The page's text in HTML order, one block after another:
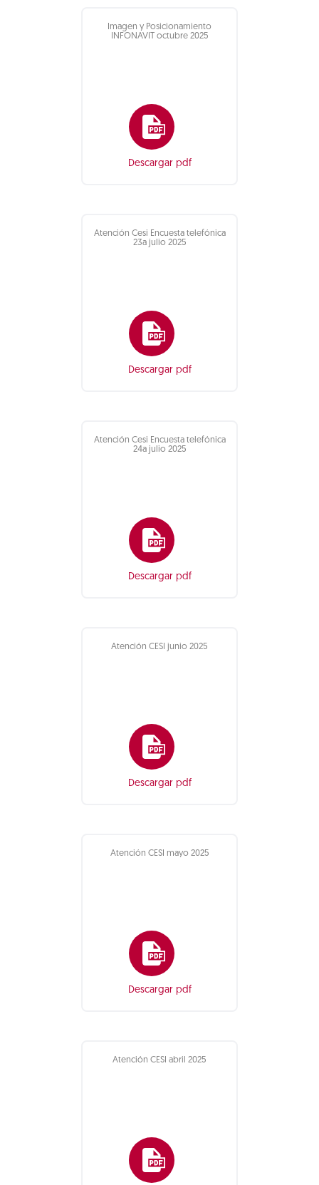
Imagen y Posicionamiento
INFONAVIT octubre 2025
Descargar pdf
Atención Cesi Encuesta telefónica
23a julio 2025
Descargar pdf
Atención Cesi Encuesta telefónica
24a julio 2025
Descargar pdf
Atención CESI junio 2025
Descargar pdf
Atención CESI mayo 2025
Descargar pdf
Atención CESI abril 2025